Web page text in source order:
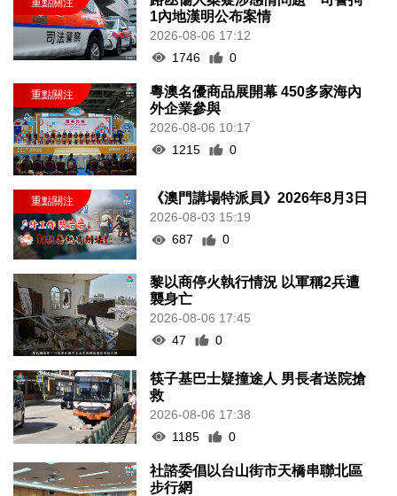
1內地漢明公布案情
2026-08-06 17:12
1746
0
粵澳名優商品展開幕 450多家海內
外企業參與
2026-08-06 10:17
1215
0
《澳門講場特派員》2026年8月3日
2026-08-03 15:19
687
0
黎以商停火執行情況 以軍稱2兵遭
襲身亡
2026-08-06 17:45
47
0
筷子基巴士疑撞途人 男長者送院搶
救
2026-08-06 17:38
1185
0
社諮委倡以台山街市天橋串聯北區
步行網